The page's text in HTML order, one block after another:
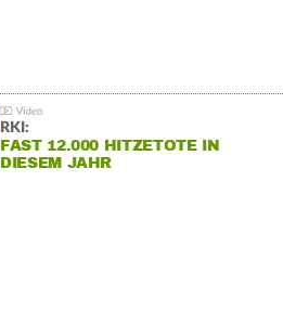
RKI:
FAST 12.000 HITZETOTE IN
DIESEM JAHR